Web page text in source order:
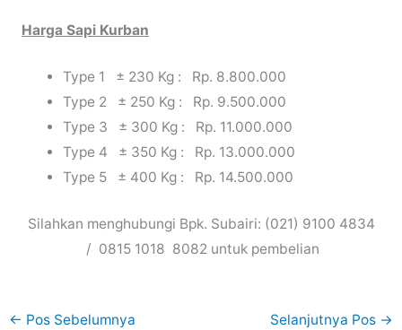
Harga Sapi Kurban
Type 1 ± 230 Kg : Rp. 8.800.000
Type 2 ± 250 Kg : Rp. 9.500.000
Type 3 ± 300 Kg : Rp. 11.000.000
Type 4 ± 350 Kg : Rp. 13.000.000
Type 5 ± 400 Kg : Rp. 14.500.000
Silahkan menghubungi Bpk. Subairi: (021) 9100 4834
/ 0815 1018 8082 untuk pembelian
← Pos Sebelumnya Selanjutnya Pos →